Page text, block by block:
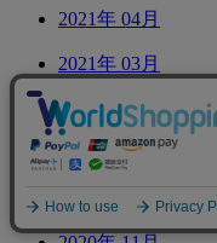
2021年 04月
2021年 03月
2021年 02月
2021年 01月
2020年 12月